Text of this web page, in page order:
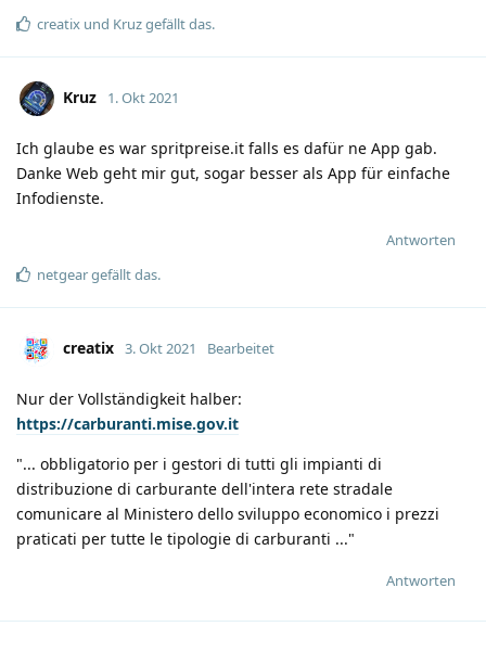
creatix und Kruzgefällt das.
Kruz 1. Okt 2021
Ich glaube es war spritpreise.it falls es dafür ne App gab.
Danke Web geht mir gut, sogar besser als App für einfache
Infodienste.
Antworten
netgeargefällt das.
creatix 3. Okt 2021 Bearbeitet
Nur der Vollständigkeit halber:
https://carburanti.mise.gov.it
"... obbligatorio per i gestori di tutti gli impianti di
distribuzione di carburante dell'intera rete stradale
comunicare al Ministero dello sviluppo economico i prezzi
praticati per tutte le tipologie di carburanti ..."
Antworten